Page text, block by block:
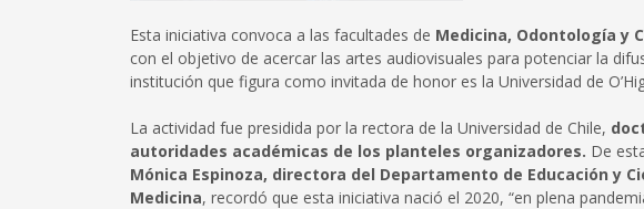
Esta iniciativa convoca a las facultades de Medicina, Odontología y
con el objetivo de acercar las artes audiovisuales para potenciar la
institución que figura como invitada de honor es la Universidad de
La actividad fue presidida por la rectora de la Universidad de Chile,
autoridades académicas de los planteles organizadores. De
Mónica Espinoza, directora del Departamento de Educación y
Medicina, recordó que esta iniciativa nació el 2020, “en plena